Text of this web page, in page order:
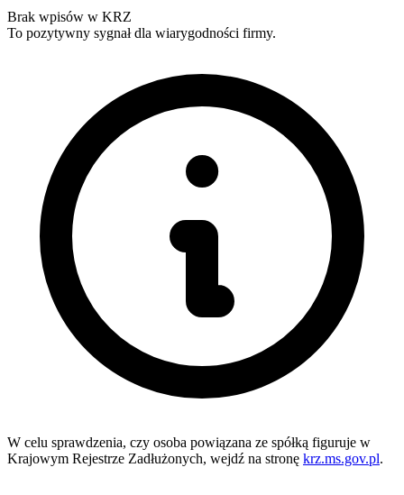
Brak wpisów w KRZ
To pozytywny sygnał dla wiarygodności firmy.
W celu sprawdzenia, czy osoba powiązana ze spółką figuruje w
Krajowym Rejestrze Zadłużonych, wejdź na stronę krz.ms.gov.pl.